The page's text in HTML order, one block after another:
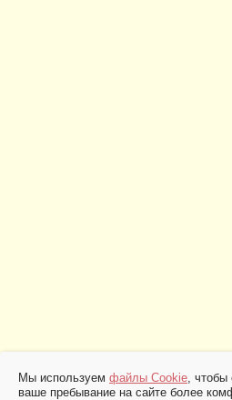
Мы используем файлы Cookie, чтобы
ваше пребывание на сайте более